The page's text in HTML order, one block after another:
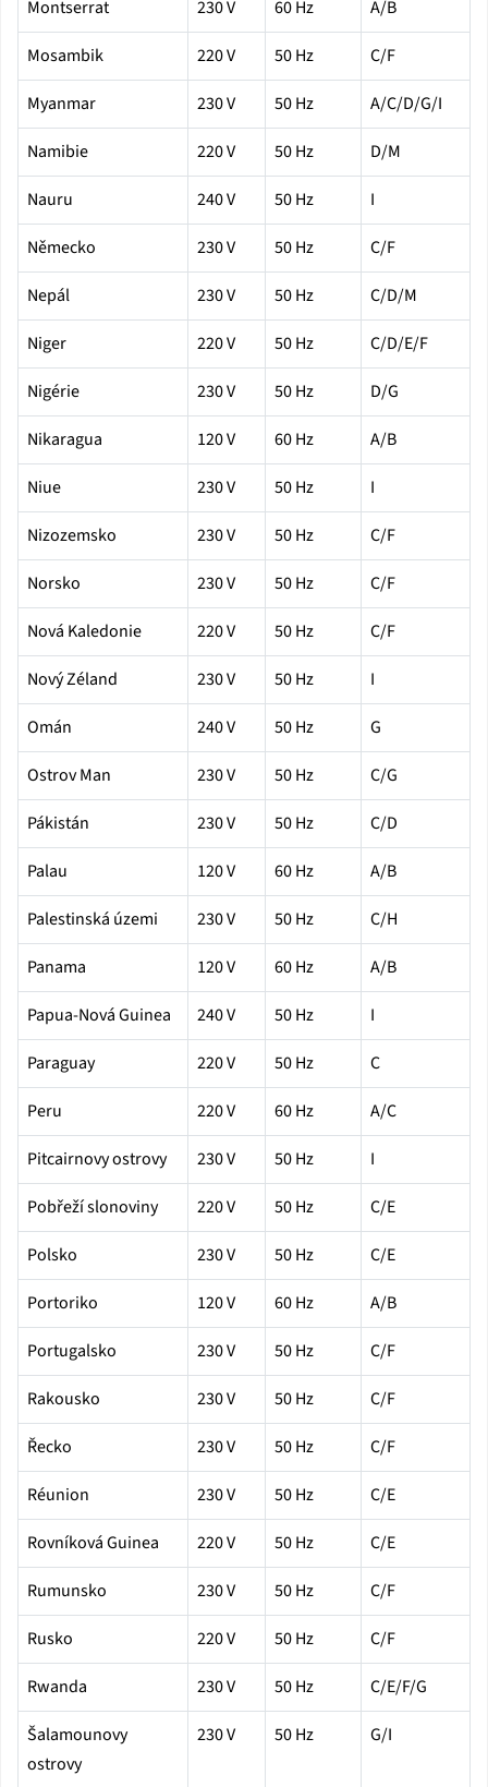
Montserrat
230 V 60 Hz
A/B
Mosambik
220 V 50 Hz
C/F
Myanmar
230 V 50 Hz
A/C/D/G/I
Namibie
220 V 50 Hz
D/M
Nauru
240 V 50 Hz
I
Německo
230 V 50 Hz
C/F
Nepál
230 V 50 Hz
C/D/M
Niger
220 V 50 Hz
C/D/E/F
Nigérie
230 V 50 Hz
D/G
Nikaragua
120 V 60 Hz
A/B
Niue
230 V 50 Hz
I
Nizozemsko
230 V 50 Hz
C/F
Norsko
230 V 50 Hz
C/F
Nová Kaledonie
220 V 50 Hz
C/F
Nový Zéland
230 V 50 Hz
I
Omán
240 V 50 Hz
G
Ostrov Man
230 V 50 Hz
C/G
Pákistán
230 V 50 Hz
C/D
Palau
120 V 60 Hz
A/B
Palestinská územi
230 V 50 Hz
C/H
Panama
120 V 60 Hz
A/B
Papua-Nová Guinea
240 V 50 Hz
I
Paraguay
220 V 50 Hz
C
Peru
220 V 60 Hz
A/C
Pitcairnovy ostrovy
230 V 50 Hz
I
Pobřeží slonoviny
220 V 50 Hz
C/E
Polsko
230 V 50 Hz
C/E
Portoriko
120 V 60 Hz
A/B
Portugalsko
230 V 50 Hz
C/F
Rakousko
230 V 50 Hz
C/F
Řecko
230 V 50 Hz
C/F
Réunion
230 V 50 Hz
C/E
Rovníková Guinea
220 V 50 Hz
C/E
Rumunsko
230 V 50 Hz
C/F
Rusko
220 V 50 Hz
C/F
Rwanda
230 V 50 Hz
C/E/F/G
Šalamounovy
ostrovy
230 V 50 Hz G/I